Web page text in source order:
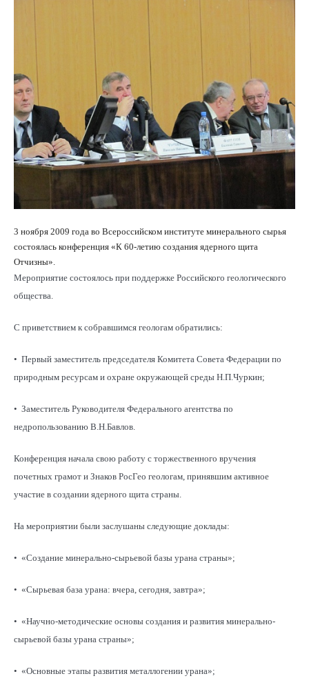
3 ноября 2009 года во Всероссийском институте минерального сырья
состоялась конференция «К 60-летию создания ядерного щита
Отчизны».
Мероприятие состоялось при поддержке Российского геологического
общества.
С приветствием к собравшимся геологам обратились:
• Первый заместитель председателя Комитета Совета Федерации по
природным ресурсам и охране окружающей среды Н.П.Чуркин;
• Заместитель Руководителя Федерального агентства по
недропользованию В.Н.Бавлов.
Конференция начала свою работу с торжественного вручения
почетных грамот и Знаков РосГео геологам, принявшим активное
участие в создании ядерного щита страны.
На мероприятии были заслушаны следующие доклады:
• «Создание минерально-сырьевой базы урана страны»;
• «Сырьевая база урана: вчера, сегодня, завтра»;
• «Научно-методические основы создания и развития минерально-
сырьевой базы урана страны»;
• «Основные этапы развития металлогении урана»;